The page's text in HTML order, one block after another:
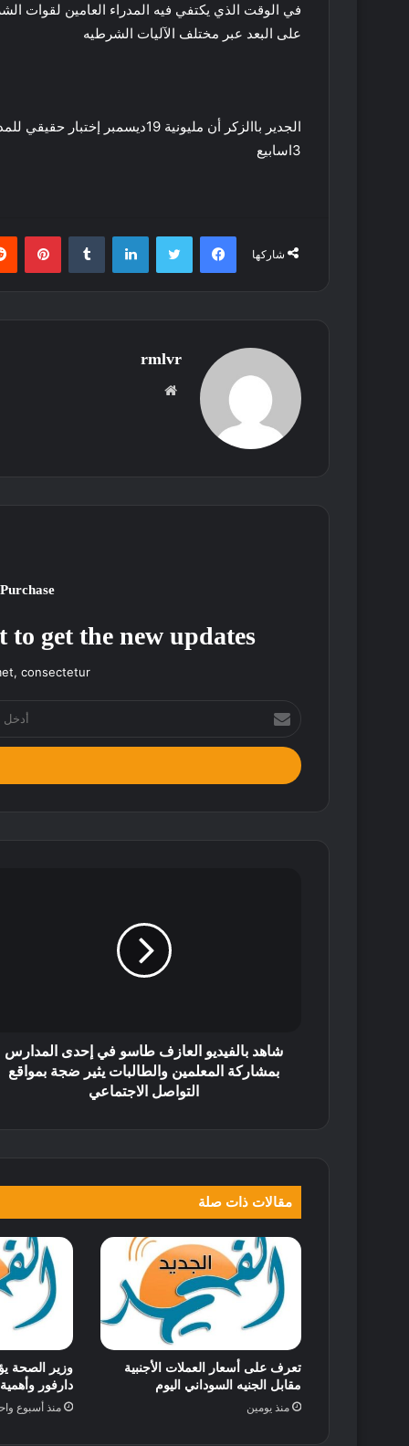
في الوقت الذي يكتفي فيه المدراء العامين لقوات
على البعد عبر مختلف الآليات الشرطيه
الجدير باالزكر أن مليونية
3اسابيع
شاركها
فيسبوك تويتر لينكدإن
rmlvr
get the new updates!
consectetur.
بريدك
الإلكتروني
شاهد بالفيديو العازف طاسو في إحدى المدارس
بمشاركة المعلمين والطالبات يثير ضجة بمواقع
التواصل الاجتماعي
مقالات ذات صلة
تعرف على أسعار العملات الأجنبية
مقابل الجنيه السوداني اليوم
منذ يومين
وزير الصحة
دارفور
منذ أسبوع